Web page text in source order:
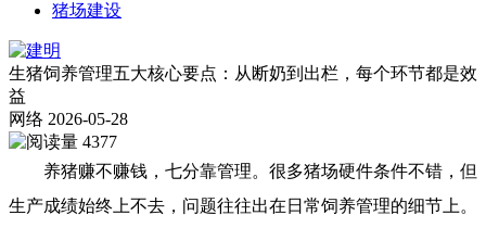
猪场建设
生猪饲养管理五大核心要点：从断奶到出栏，每个环节都是效
益
网络 2026-05-28
4377
养猪赚不赚钱，七分靠管理。很多猪场硬件条件不错，但
生产成绩始终上不去，问题往往出在日常饲养管理的细节上。